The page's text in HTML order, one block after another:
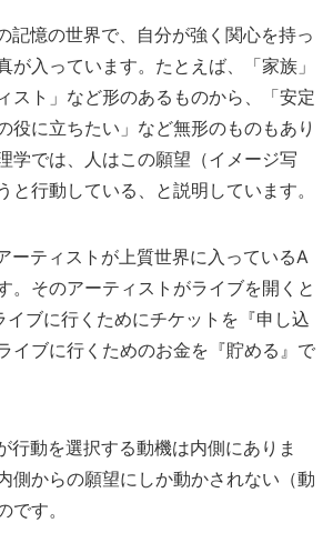
記憶の世界で、自分が強く関心を持っ
が入っています。たとえば、「家族」
スト」など形のあるものから、「安定
役に立ちたい」など無形のものもあり
学では、人はこの願望（イメージ写
と行動している、と説明しています。
ーティストが上質世界に入っているA
。そのアーティストがライブを開くと
イブに行くためにチケットを『申し込
イブに行くためのお金を『貯める』で
行動を選択する動機は内側にありま
側からの願望にしか動かされない（動
です。